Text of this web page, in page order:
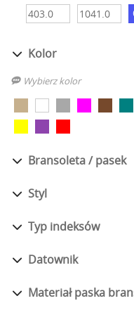
Kolor
Wybierz kolor
Bransoleta / pasek
Styl
Typ indeksów
Datownik
Materiał paska